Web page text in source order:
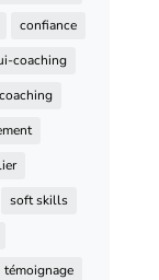
confiance
coaching
soft skills
témoignage